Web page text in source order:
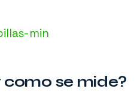
se mide?